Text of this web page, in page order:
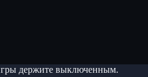
держите выключенным.